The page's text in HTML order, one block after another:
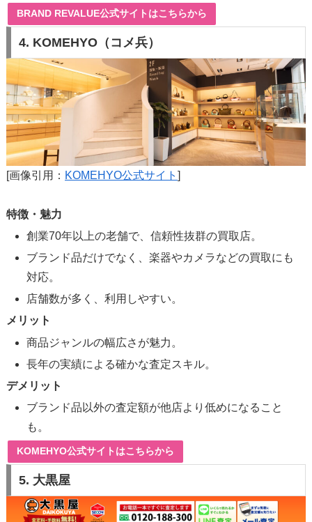
BRAND REVALUE公式サイトはこちらから
4. KOMEHYO（コメ兵）
[画像引用： KOMEHYO公式サイト ]
特徴・魅力
創業70年以上の老舗で、信頼性抜群の買取店。
ブランド品だけでなく、楽器やカメラなどの買取にも
対応。
店舗数が多く、利用しやすい。
メリット
商品ジャンルの幅広さが魅力。
長年の実績による確かな査定スキル。
デメリット
ブランド品以外の査定額が他店より低めになること
も。
KOMEHYO公式サイトはこちらから
5. 大黒屋